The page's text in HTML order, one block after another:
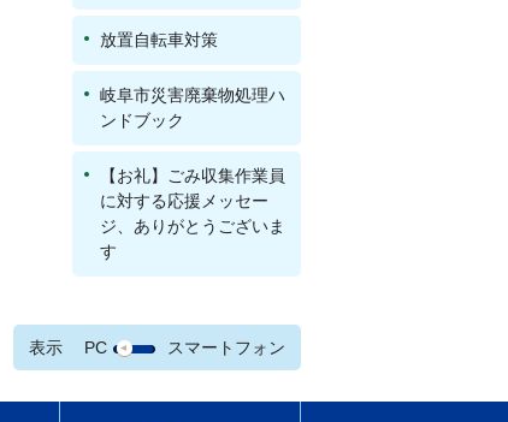
放置自転車対策
岐阜市災害廃棄物処理ハ
ンドブック
【お礼】ごみ収集作業員
に対する応援メッセー
ジ、ありがとうございま
す
表示 PC スマートフォン